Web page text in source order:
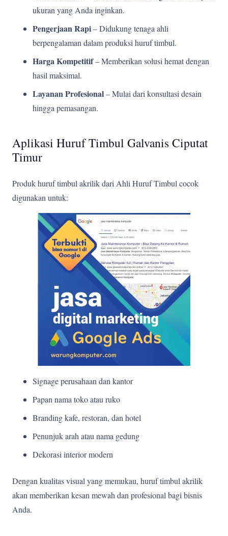
ukuran yang Anda inginkan.
Pengerjaan Rapi– Didukung tenaga ahli
berpengalaman dalam produksi huruf timbul.
Harga Kompetitif– Memberikan solusi hemat dengan
hasil maksimal.
Layanan Profesional– Mulai dari konsultasi desain
hingga pemasangan.
Aplikasi Huruf Timbul Galvanis Ciputat
Timur
Produk huruf timbul akrilik dari Ahli Huruf Timbul cocok
digunakan untuk:
Signage perusahaan dan kantor
Papan nama toko atau ruko
Branding kafe, restoran, dan hotel
Penunjuk arah atau nama gedung
Dekorasi interior modern
Dengan kualitas visual yang memukau, huruf timbul akrilik
akan memberikan kesan mewah dan profesional bagi bisnis
Anda.